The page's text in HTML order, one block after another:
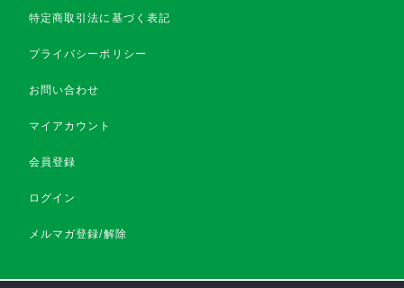
特定商取引法に基づく表記
プライバシーポリシー
お問い合わせ
マイアカウント
会員登録
ログイン
メルマガ登録/解除